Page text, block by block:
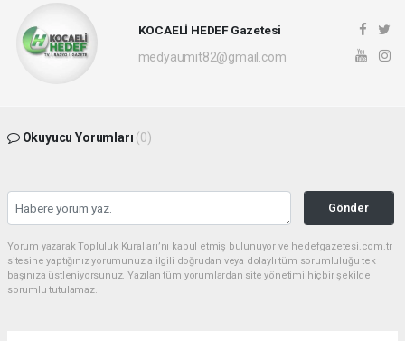
KOCAELİ HEDEF Gazetesi
medyaumit82@gmail.com
Okuyucu Yorumları (0)
Gönder
Yorum yazarak Topluluk Kuralları’nı kabul etmiş bulunuyor ve hedefgazetesi.com.tr
sitesine yaptığınız yorumunuzla ilgili doğrudan veya dolaylı tüm sorumluluğu tek
başınıza üstleniyorsunuz. Yazılan tüm yorumlardan site yönetimi hiçbir şekilde
sorumlu tutulamaz.